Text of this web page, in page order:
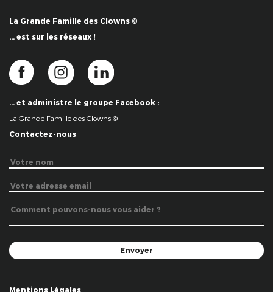
La Grande Famille des Clowns ©
… est sur les réseaux !
… et administre le groupe Facebook :
La Grande Famille des Clowns ©
Contactez-nous
Mentions Légales